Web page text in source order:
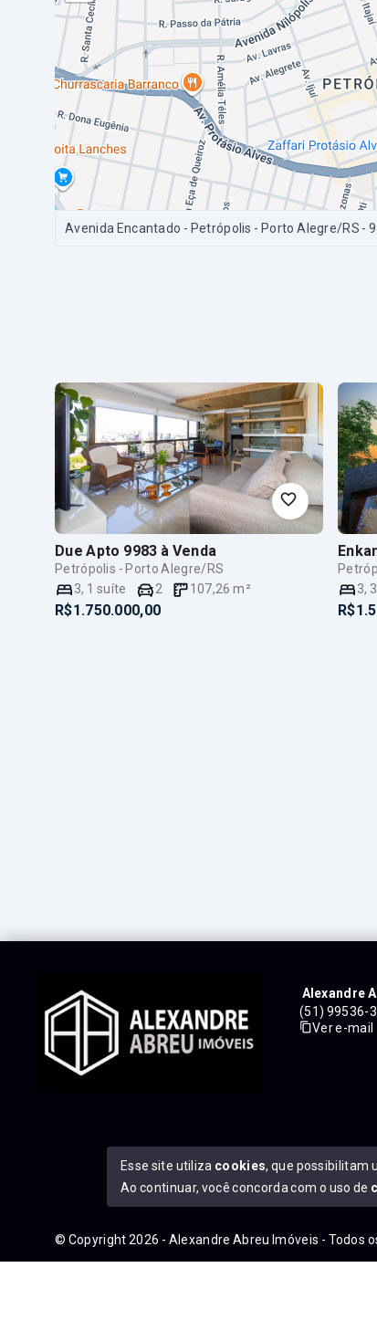
Avenida Encantado - Petrópolis - Porto Alegre/RS -
Due Apto 9983 à Venda
Petrópolis - Porto Alegre/RS
3, 1 suíte 2 107,26 m²
R$1.750.000,00
3, 3
Alexandre
(51) 99536-
Ver e-mail
© Copyright 2026 - Alexandre Abreu Imóveis - Todos
Esse site utiliza cookies, que possibilitam
Ao continuar, você concorda com o uso de